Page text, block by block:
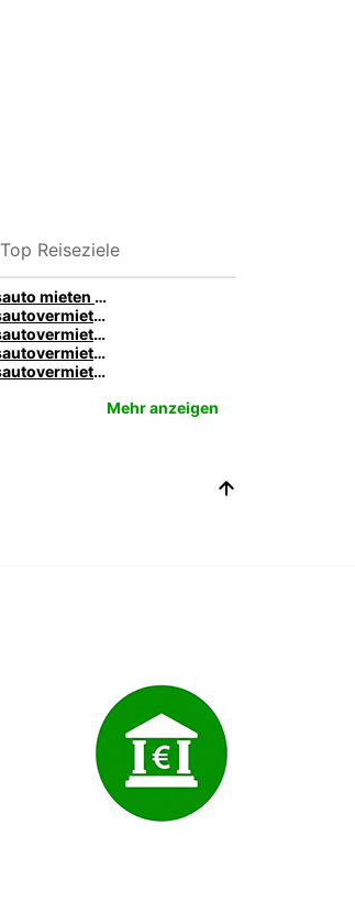
Top Reiseziele
Luxusauto mieten in Stuttgart – Premiumfahrzeuge von Europcar
Luxusautovermietung Teneriffa – Premium-Fahrzeuge bei Europcar
Luxusautovermietung in Sydney – Premiumfahrzeuge von Europcar
Luxusautovermietung Auckland – Premiumfahrzeuge von Europcar
Luxusautovermietung in Neapel – Premiumfahrzeuge von Europcar
Mehr anzeigen